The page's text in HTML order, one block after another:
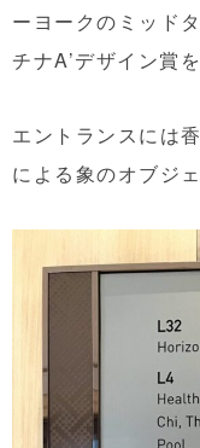
ーヨークのミッド
チナA’デザイン賞
エントランスには
による象のオブジ